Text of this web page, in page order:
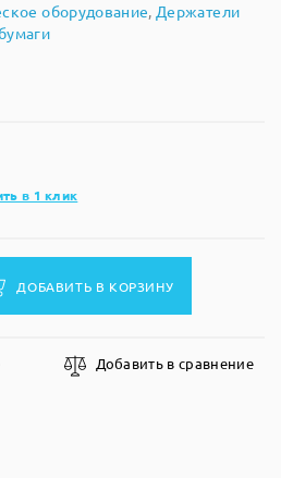
оборудование, Держатели
в 1 клик
ДОБАВИТЬ В КОРЗИНУ
Добавить в сравнение